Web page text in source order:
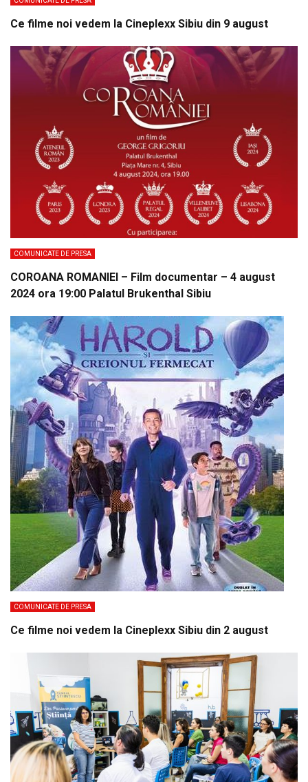
Ce filme noi vedem la Cineplexx Sibiu din 9 august
COMUNICATE DE PRESA
COROANA ROMANIEI – Film documentar – 4 august
2024 ora 19:00 Palatul Brukenthal Sibiu
COMUNICATE DE PRESA
Ce filme noi vedem la Cineplexx Sibiu din 2 august